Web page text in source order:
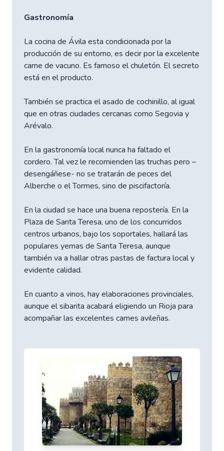
Gastronomía
La cocina de Ávila esta condicionada por la
producción de su entorno, es decir por la excelente
carne de vacuno. Es famoso el chuletón. El secreto
está en el producto.
También se practica el asado de cochinillo, al igual
que en otras ciudades cercanas como Segovia y
Arévalo.
En la gastronomía local nunca ha faltado el
cordero. Tal vez le recomienden las truchas pero –
desengáñese- no se tratarán de peces del
Alberche o el Tormes, sino de piscifactoría.
En la ciudad se hace una buena repostería. En la
Plaza de Santa Teresa, uno de los concurridos
centros urbanos, bajo los soportales, hallará las
populares yemas de Santa Teresa, aunque
también va a hallar otras pastas de factura local y
evidente calidad.
En cuanto a vinos, hay elaboraciones provinciales,
aunque el sibarita acabará eligiendo un Rioja para
acompañar las excelentes carnes avileñas.